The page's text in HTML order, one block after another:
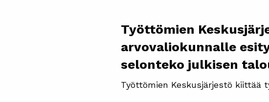
Työttömien
arvovaliokunnalle
selonteko julkisen
Työttömien Keskusjärjestö kiittää